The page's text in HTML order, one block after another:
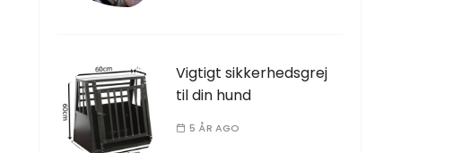
Vigtigt sikkerhedsgrej
til din hund
5 ÅR AGO